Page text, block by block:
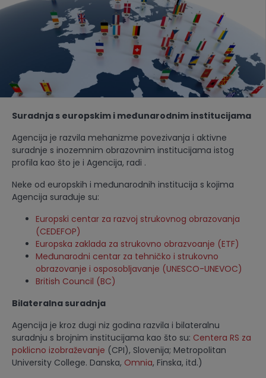
Suradnja s europskim i međunarodnim institucijama
Agencija je razvila mehanizme povezivanja i aktivne
suradnje s inozemnim obrazovnim institucijama istog
profila kao što je i Agencija, radi .
Neke od europskih i međunarodnih institucija s kojima
Agencija surađuje su:
Europski centar za razvoj strukovnog obrazovanja
(CEDEFOP)
Europska zaklada za strukovno obrazvoanje (ETF)
Međunarodni centar za tehničko i strukovno
obrazovanje i osposobljavanje (UNESCO-UNEVOC)
British Council (BC)
Bilateralna suradnja
Agencija je kroz dugi niz godina razvila i bilateralnu
suradnju s brojnim institucijama kao što su: Centera RS za
poklicno izobraževanje (CPI), Slovenija; Metropolitan
University College. Danska, Omnia, Finska, itd.)